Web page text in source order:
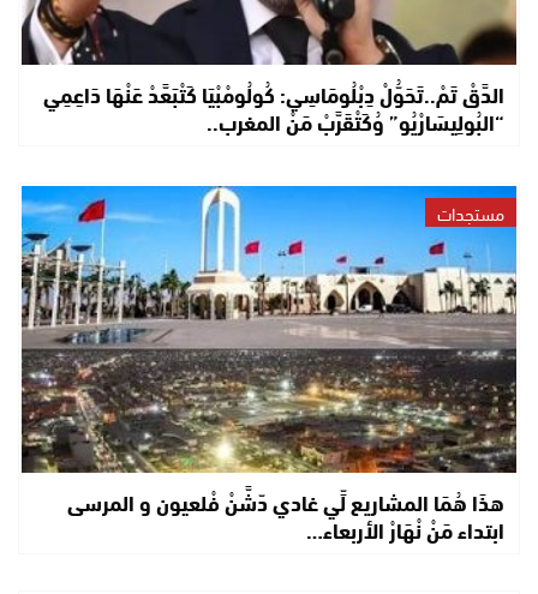
الدَّقْ تَمْ..تَحَوُّلْ دِبْلُومَاسِي: كُولُومْبْيَا كَتْبَعَّدْ عَنْهَا دَاعِمِي
“البُولِيسَارْيُو” وُكَتْقَرَّبْ مَنْ المغرب..
مستجدات
هذَا هُمَا المشاريع لِّي غادي دّشَّنْ فْلعيون و المرسى
ابتداء مَنْ نْهَارْ الأربعاء…